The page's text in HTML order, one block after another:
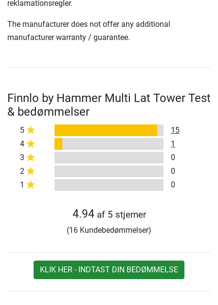
reklamationsregler.
The manufacturer does not offer any additional
manufacturer warranty / guarantee.
Finnlo by Hammer Multi Lat Tower Test
& bedømmelser
5
15
4
1
3
0
2
0
1
0
4.94af 5 stjerner
(16 Kundebedømmelser)
KLIK HER - INDTAST DIN BEDØMMELSE